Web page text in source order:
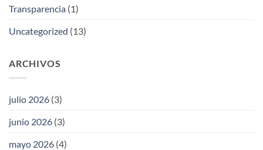
Transparencia (1)
Uncategorized (13)
ARCHIVOS
julio 2026 (3)
junio 2026 (3)
mayo 2026 (4)